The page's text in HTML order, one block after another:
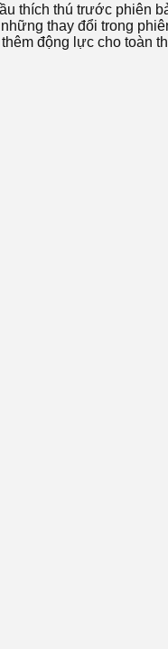
thích thú trước phiên
thay đổi trong
động lực cho toàn